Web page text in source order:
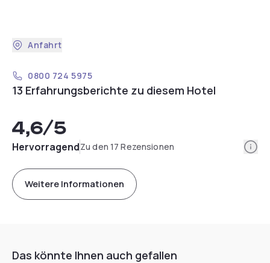
Anfahrt
0800 724 5975
13 Erfahrungsberichte zu diesem Hotel
4,6/5
HervorragendZu den 17 Rezensionen
Weitere Informationen
Das könnte Ihnen auch gefallen